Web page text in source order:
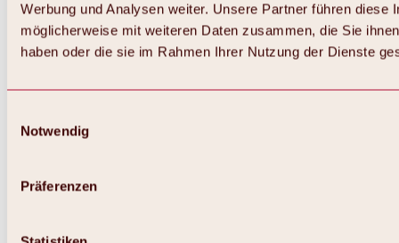
Werbung und Analysen weiter. Unsere Partner führen diese
möglicherweise mit weiteren Daten zusammen, die Sie
haben oder die sie im Rahmen Ihrer Nutzung der Dienste
Notwendig
Präferenzen